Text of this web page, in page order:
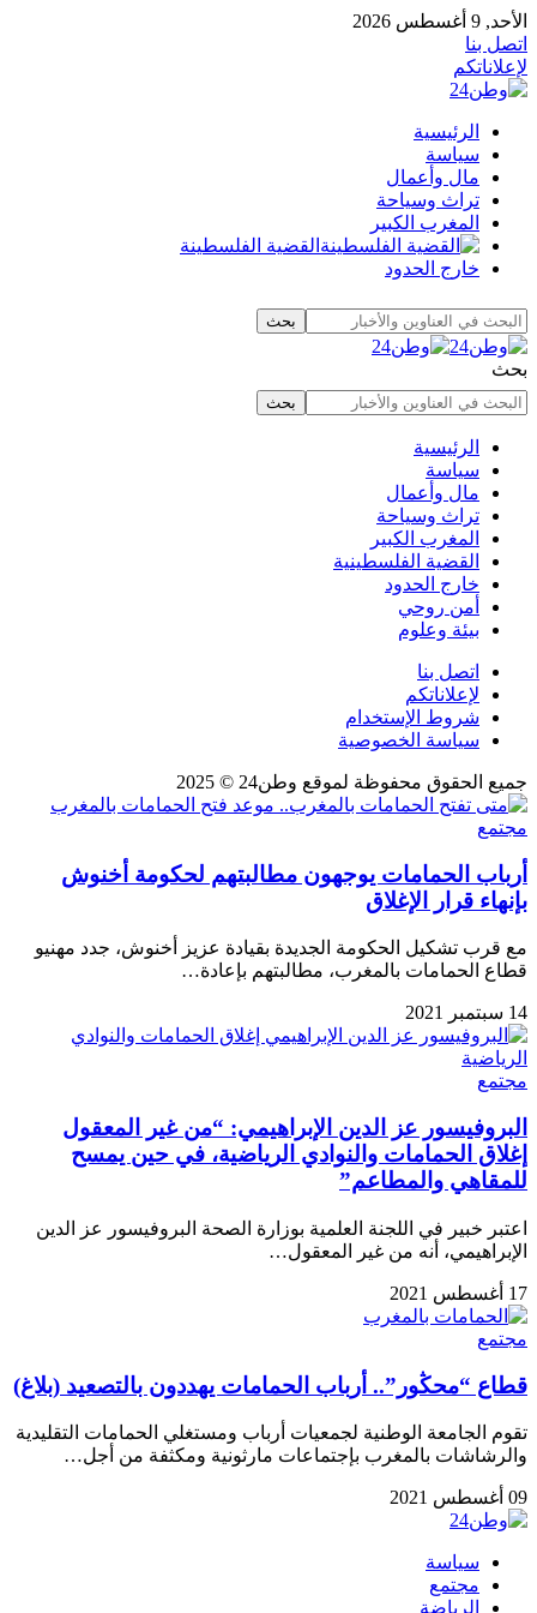
الأحد, 9 أغسطس 2026
اتصل بنا
لإعلاناتكم
الرئيسية
سياسة
مال وأعمال
تراث وسياحة
المغرب الكبير
القضية الفلسطينة
خارج الحدود
بحث
الرئيسية
سياسة
مال وأعمال
تراث وسياحة
المغرب الكبير
القضية الفلسطينية
خارج الحدود
أمن روحي
بيئة وعلوم
اتصل بنا
لإعلاناتكم
شروط الإستخدام
سياسة الخصوصية
جميع الحقوق محفوظة لموقع وطن24 © 2025
مجتمع
أرباب الحمامات يوجهون مطالبتهم لحكومة أخنوش
بإنهاء قرار الإغلاق
مع قرب تشكيل الحكومة الجديدة بقيادة عزيز أخنوش، جدد مهنيو
قطاع الحمامات بالمغرب، مطالبتهم بإعادة…
14 سبتمبر 2021
مجتمع
البروفيسور عز الدين الإبراهيمي: “من غير المعقول
إغلاق الحمامات والنوادي الرياضية، في حين يمسح
للمقاهي والمطاعم”
اعتبر خبير في اللجنة العلمية بوزارة الصحة البروفيسور عز الدين
الإبراهيمي، أنه من غير المعقول…
17 أغسطس 2021
مجتمع
قطاع “محڭور”.. أرباب الحمامات يهددون بالتصعيد (بلاغ)
تقوم الجامعة الوطنية لجمعيات أرباب ومستغلي الحمامات التقليدية
والرشاشات بالمغرب بإجتماعات مارثونية ومكثفة من أجل…
09 أغسطس 2021
سياسة
مجتمع
الرياضة